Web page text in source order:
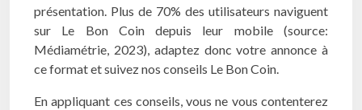
présentation. Plus de 70% des utilisateurs naviguent
sur Le Bon Coin depuis leur mobile (source:
Médiamétrie, 2023), adaptez donc votre annonce à
ce format et suivez nos conseils Le Bon Coin.
En appliquant ces conseils, vous ne vous contenterez